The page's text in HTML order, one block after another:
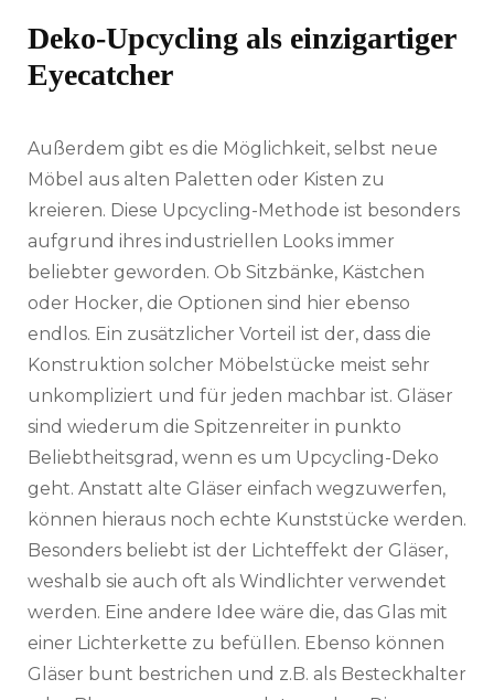
Deko-Upcycling als einzigartiger
Eyecatcher
Außerdem gibt es die Möglichkeit, selbst neue
Möbel aus alten Paletten oder Kisten zu
kreieren. Diese Upcycling-Methode ist besonders
aufgrund ihres industriellen Looks immer
beliebter geworden. Ob Sitzbänke, Kästchen
oder Hocker, die Optionen sind hier ebenso
endlos. Ein zusätzlicher Vorteil ist der, dass die
Konstruktion solcher Möbelstücke meist sehr
unkompliziert und für jeden machbar ist. Gläser
sind wiederum die Spitzenreiter in punkto
Beliebtheitsgrad, wenn es um Upcycling-Deko
geht. Anstatt alte Gläser einfach wegzuwerfen,
können hieraus noch echte Kunststücke werden.
Besonders beliebt ist der Lichteffekt der Gläser,
weshalb sie auch oft als Windlichter verwendet
werden. Eine andere Idee wäre die, das Glas mit
einer Lichterkette zu befüllen. Ebenso können
Gläser bunt bestrichen und z.B. als Besteckhalter